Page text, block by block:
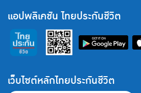
แอปพลิเคชัน ไทยประกันชีวิต
เว็บไซต์หลักไทยประกันชีวิต